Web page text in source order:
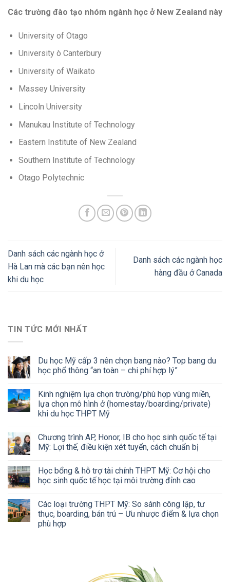
Các trường đào tạo nhóm ngành học ở New Zealand này
University of Otago
University ò Canterbury
University of Waikato
Massey University
Lincoln University
Manukau Institute of Technology
Eastern Institute of New Zealand
Southern Institute of Technology
Otago Polytechnic
Danh sách các ngành học ở
Hà Lan mà các bạn nên học
khi du học
Danh sách các ngành học
hàng đầu ở Canada
TIN TỨC MỚI NHẤT
Du học Mỹ cấp 3 nên chọn bang nào? Top bang du
học phổ thông “an toàn – chi phí hợp lý”
Kinh nghiệm lựa chọn trường/phù hợp vùng miền,
lựa chọn mô hình ở (homestay/boarding/private)
khi du học THPT Mỹ
Chương trình AP, Honor, IB cho học sinh quốc tế tại
Mỹ: Lợi thế, điều kiện xét tuyển, cách chuẩn bị
Học bổng & hỗ trợ tài chính THPT Mỹ: Cơ hội cho
học sinh quốc tế học tại môi trường đỉnh cao
Các loại trường THPT Mỹ: So sánh công lập, tư
thục, boarding, bán trú – Ưu nhược điểm & lựa chọn
phù hợp